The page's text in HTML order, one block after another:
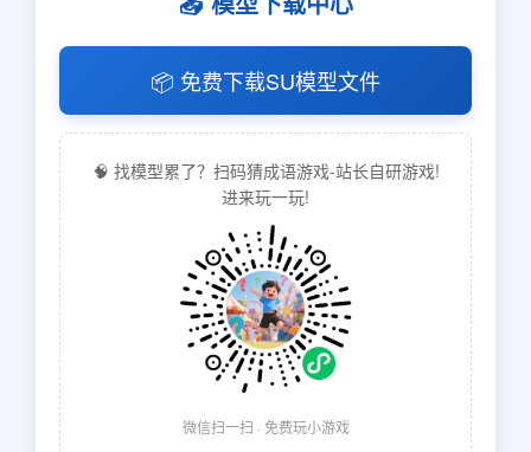
📦 免费下载SU模型文件
🧠 找模型累了？扫码猜成语游戏-站长自研游戏!
进来玩一玩!
微信扫一扫 · 免费玩小游戏